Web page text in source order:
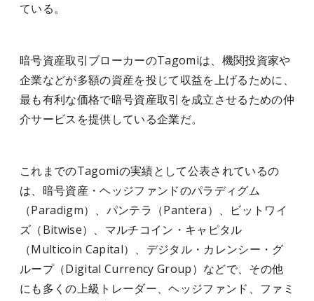
ている。
暗号資産取引ブローカーのTagomiは、機関投資家や
企業などが多額の資産を投じて収益を上げるために、
最も有利な価格で暗号資産取引を成立させるための仲
介サービスを提供している企業だ。
これまでのTagomiの実績として公表されているの
は、暗号資産・ヘッジファンドのパラディグム
（Paradigm）、パンテラ（Pantera）、ビットワイ
ズ（Bitwise）、マルチコイン・キャピタル
（Multicoin Capital）、デジタル・カレンシー・グ
ループ（Digital Currency Group）などで、その他
にも多くの上級トレーダー、ヘッジファンド、ファミ